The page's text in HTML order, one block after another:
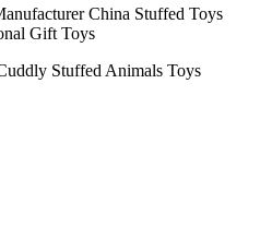
Stuffed Animals Toys